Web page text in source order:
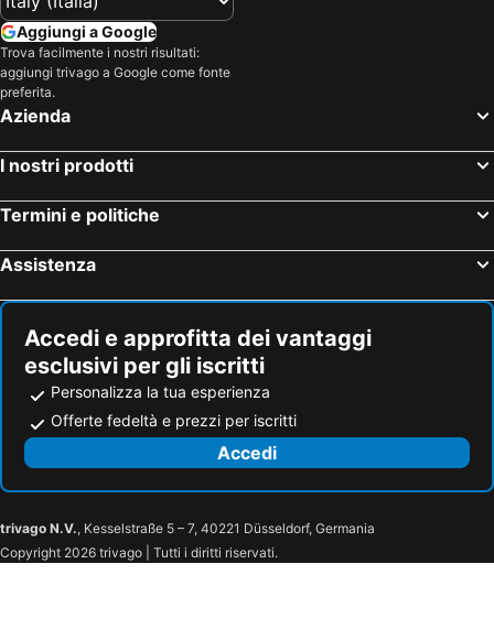
Hotel Salento
Hotel Malta
Hotel Minorca
Hotel Mallorca
Aggiungi a Google
Trova facilmente i nostri risultati:
aggiungi trivago a Google come fonte
preferita.
Azienda
I nostri prodotti
Termini e politiche
Assistenza
Accedi e approfitta dei vantaggi
esclusivi per gli iscritti
Personalizza la tua esperienza
Offerte fedeltà e prezzi per iscritti
Accedi
trivago N.V., Kesselstraße 5 – 7, 40221 Düsseldorf, Germania
Copyright 2026 trivago | Tutti i diritti riservati.